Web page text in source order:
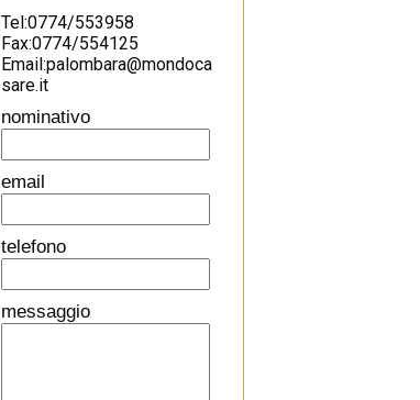
Tel:0774/553958
Fax:0774/554125
Email:palombara@mondoca
sare.it
nominativo
email
telefono
messaggio